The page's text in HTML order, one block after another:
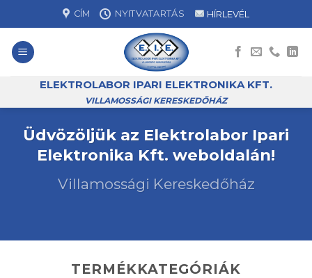
to
content
CÍM NYITVATARTÁS HÍRLEVÉL
ELEKTROLABOR IPARI ELEKTRONIKA KFT.
VILLAMOSSÁGI KERESKEDŐHÁZ
Üdvözöljük az Elektrolabor Ipari
Elektronika Kft. weboldalán!
Villamossági Kereskedőház
TERMÉKKATEGÓRIÁK